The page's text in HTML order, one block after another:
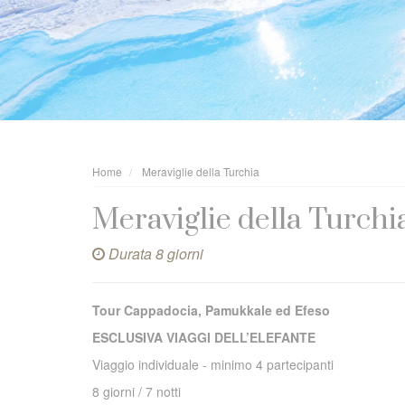
Home Meraviglie della Turchia
Meraviglie della
Durata 8 giorni
Tour Cappadocia, Pamukkale ed Efeso
ESCLUSIVA VIAGGI DELL’ELEFANTE
Viaggio individuale - minimo 4 partecipanti
8 giorni / 7 notti